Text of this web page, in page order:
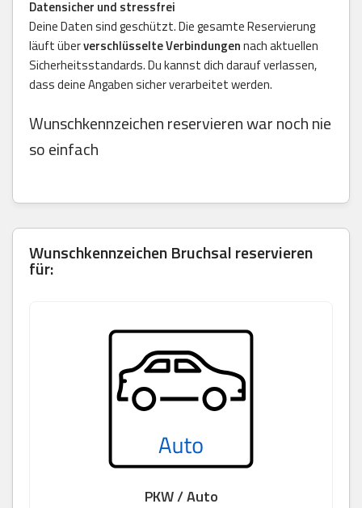
Datensicher und stressfrei
Deine Daten sind geschützt. Die gesamte Reservierung
läuft überverschlüsselte Verbindungennach aktuellen
Sicherheitsstandards. Du kannst dich darauf verlassen,
dass deine Angaben sicher verarbeitet werden.
Wunschkennzeichen reservieren war noch nie
so einfach
WunschkennzeichenBruchsalreservieren
für:
PKW / Auto